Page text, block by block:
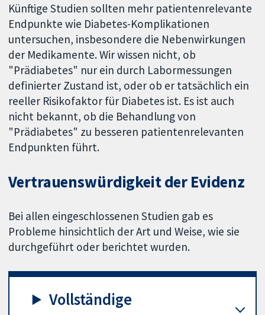
Künftige Studien sollten mehr patientenrelevante
Endpunkte wie Diabetes-Komplikationen
untersuchen, insbesondere die Nebenwirkungen
der Medikamente. Wir wissen nicht, ob
"Prädiabetes" nur ein durch Labormessungen
definierter Zustand ist, oder ob er tatsächlich ein
reeller Risikofaktor für Diabetes ist. Es ist auch
nicht bekannt, ob die Behandlung von
"Prädiabetes" zu besseren patientenrelevanten
Endpunkten führt.
Vertrauenswürdigkeit der Evidenz
Bei allen eingeschlossenen Studien gab es
Probleme hinsichtlich der Art und Weise, wie sie
durchgeführt oder berichtet wurden.
Vollständige